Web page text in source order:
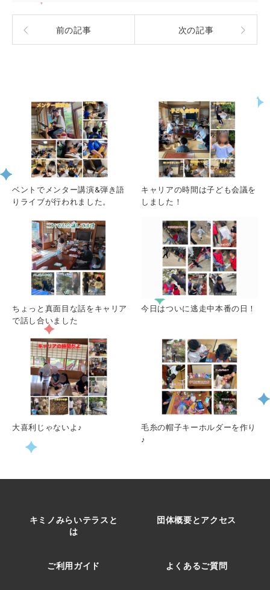
前の記事 次の記事
ベントでメンター講演&弾き語
りライブが行われました。
キャリアの時間は子ども会議を
しました！
ちょっと真面目な話をキャリア
で話し合いました
今日はついに逃走中本番の日！
大喜利じゃないよ♪
毛糸の帽子キーホルダーを作り
♪
キミノみらいテラスと
は
団体概要とアクセス
ご利用ガイド よくあるご質問